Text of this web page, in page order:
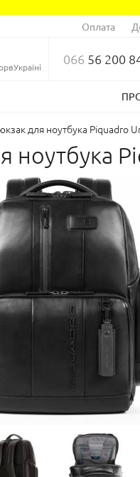
Оплата
вУкраїні 066 56 200
для ноутбука Piquadro
ноутбука